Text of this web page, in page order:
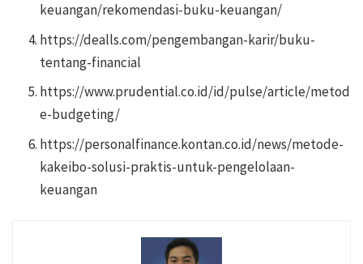
keuangan/rekomendasi-buku-keuangan/
https://dealls.com/pengembangan-karir/buku-
tentang-financial
https://www.prudential.co.id/id/pulse/article/metod
e-budgeting/
https://personalfinance.kontan.co.id/news/metode-
kakeibo-solusi-praktis-untuk-pengelolaan-
keuangan